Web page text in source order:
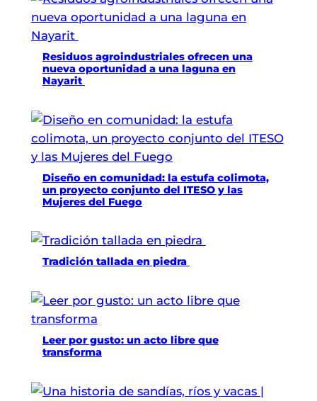
Residuos agroindustriales ofrecen una
nueva oportunidad a una laguna en
Nayarit
Diseño en comunidad: la estufa colimota,
un proyecto conjunto del ITESO y las
Mujeres del Fuego
Tradición tallada en piedra
Leer por gusto: un acto libre que
transforma